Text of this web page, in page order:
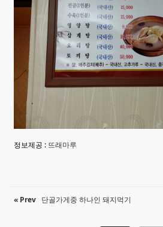
정보제공 : 뜨래마루
« Prev 단골가게중 하나인 돼지먹기